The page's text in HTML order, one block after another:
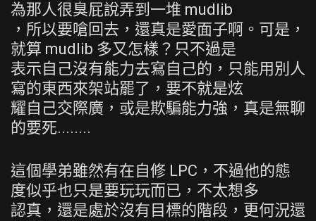
為那人很臭屁說弄到一堆 mudlib
，所以要嗆回去，還真是愛面子啊。可是，
就算 mudlib 多又怎樣？只不過是
表示自己沒有能力去寫自己的，只能用別人
寫的東西來架站罷了，要不就是炫
耀自己交際廣，或是欺騙能力強，真是無聊
的要死........
這個學弟雖然有在自修 LPC，不過他的態
度似乎也只是要玩玩而已，不太想多
認真，還是處於沒有目標的階段，更何況還